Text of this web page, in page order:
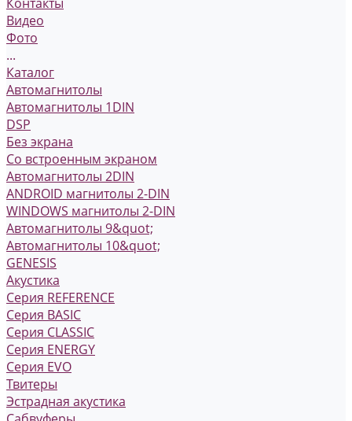
Видео
Фото
...
Каталог
Автомагнитолы
Автомагнитолы 1DIN
DSP
Без экрана
Со встроенным экраном
Автомагнитолы 2DIN
ANDROID магнитолы 2-DIN
WINDOWS магнитолы 2-DIN
Автомагнитолы 9&quot;
Автомагнитолы 10&quot;
GENESIS
Акустика
Серия REFERENCE
Серия BASIC
Серия CLASSIC
Серия ENERGY
Серия EVO
Твитеры
Эстрадная акустика